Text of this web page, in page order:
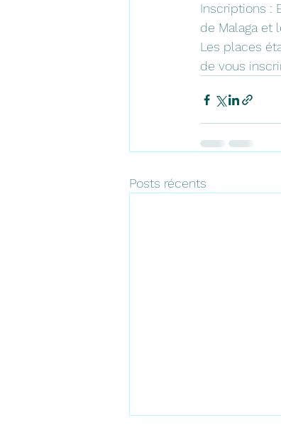
Inscriptions :
de Malaga et
Les places
de vous
Posts récents